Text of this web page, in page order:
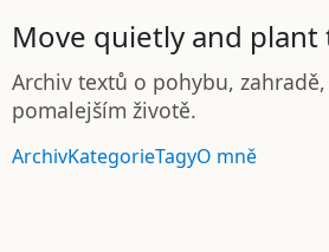
Move quietly and plant
Archiv textů o pohybu,
pomalejším životě.
ArchivKategorieTagyO mně